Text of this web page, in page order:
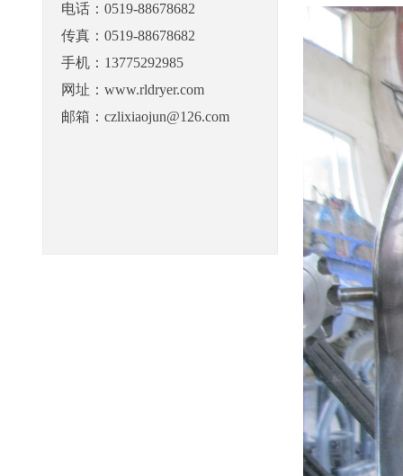
电话：0519-88678682
传真：0519-88678682
手机：13775292985
网址：www.rldryer.com
邮箱：czlixiaojun@126.com